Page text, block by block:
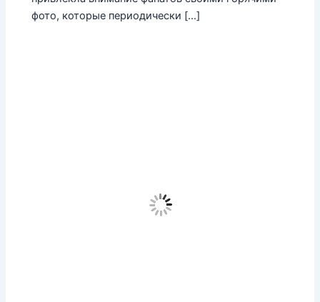
фото, которые периодически […]